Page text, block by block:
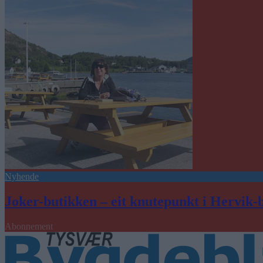
Nyhende
Joker-butikken – eit knutepunkt i Hervik-
Abonnement